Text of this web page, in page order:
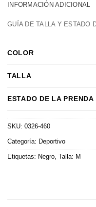
INFORMACIÓN ADICIONAL
GUÍA DE TALLA Y ESTADO
COLOR
TALLA
ESTADO DE LA PRENDA
SKU: 0326-460
Categoría: Deportivo
Etiquetas: Negro Talla: M